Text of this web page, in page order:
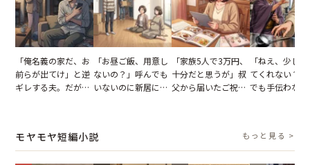
「俺名義の家だ、お
前らが出てけ」と逆
ギレする夫。だが、
「お昼ご飯、用意し
ないの？」呼んでも
いないのに新居にあ
「家族5人で3万円、
十分だと思うが」叔
父から届いたご祝
「ねえ、少し
てくれない？
でも手伝わな
モヤモヤ短編小説 もっと見る >